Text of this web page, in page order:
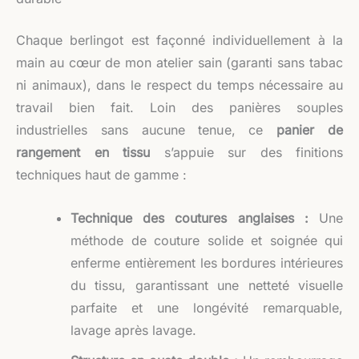
Chaque berlingot est façonné individuellement à la
main au cœur de mon atelier sain (garanti sans tabac
ni animaux), dans le respect du temps nécessaire au
travail bien fait. Loin des panières souples
industrielles sans aucune tenue, ce panier de
rangement en tissu s’appuie sur des finitions
techniques haut de gamme :
Technique des coutures anglaises : Une
méthode de couture solide et soignée qui
enferme entièrement les bordures intérieures
du tissu, garantissant une netteté visuelle
parfaite et une longévité remarquable,
lavage après lavage.